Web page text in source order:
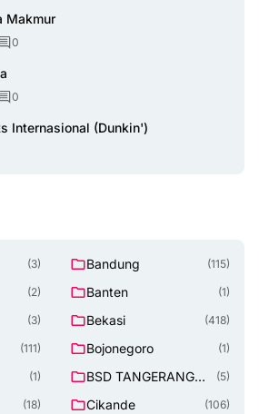
Makmur
0
0
Internasional (Dunkin')
(3) Bandung (115)
(2) Banten (1)
(3) Bekasi (418)
(111) Bojonegoro (1)
(1)
BSD TANGERANG
(5)
(18) Cikande (106)